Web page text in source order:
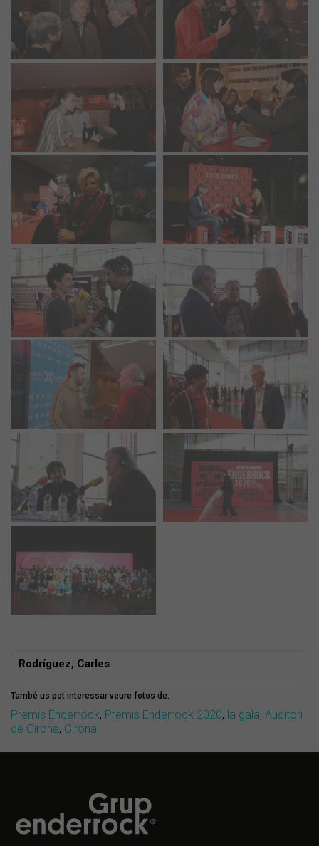
Rodríguez, Carles
També us pot interessar veure fotos de:
Premis Enderrock, Premis Enderrock 2020, la gala, Auditori
de Girona, Girona